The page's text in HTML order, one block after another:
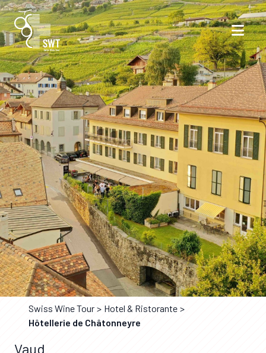
Swiss Wine Tour
Hotel & Ristorante
Hôtellerie de Châtonneyre
Vaud